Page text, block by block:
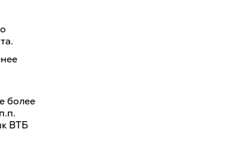
более
ВТБ